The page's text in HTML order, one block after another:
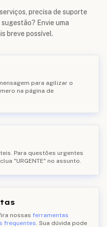
precisa de suporte
Envie uma
breve possível.
para agilizar o
na página de
Para questões urgentes
"URGENTE" no assunto.
nossas ferramentas
frequentes. Sua dúvida pode